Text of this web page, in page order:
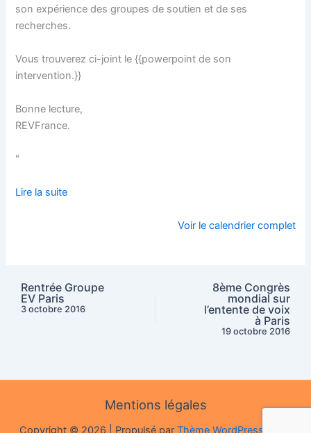
son expérience des groupes de soutien et de ses
recherches.
Vous trouverez ci-joint le {{powerpoint de son
intervention.}}
Bonne lecture,
REVFrance.
"
Lire la suite
Voir le calendrier complet
Rentrée Groupe
EV Paris
3 octobre 2016
8ème Congrès
mondial sur
l’entente de voix
à Paris
19 octobre 2016
Mentions légales
Copyright © 2026 | Propulsé par Thème WordPress Astra